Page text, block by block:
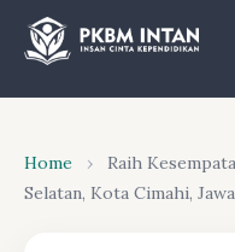
Home ›
Raih
Selatan, Kota Cimahi,